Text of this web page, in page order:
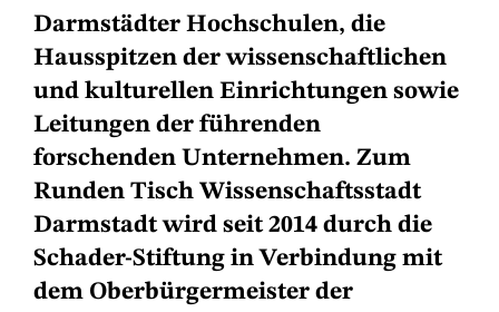
Darmstädter Hochschulen, die
Hausspitzen der wissenschaftlichen
und kulturellen Einrichtungen sowie
Leitungen der führenden
forschenden Unternehmen. Zum
Runden Tisch Wissenschaftsstadt
Darmstadt wird seit 2014 durch die
Schader-Stiftung in Verbindung mit
dem Oberbürgermeister der